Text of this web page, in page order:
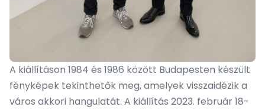
A kiállításon 1984 és 1986 között Budapesten készült
fényképek tekinthetők meg, amelyek visszaidézik a
város akkori hangulatát. A kiállítás 2023. február 18-